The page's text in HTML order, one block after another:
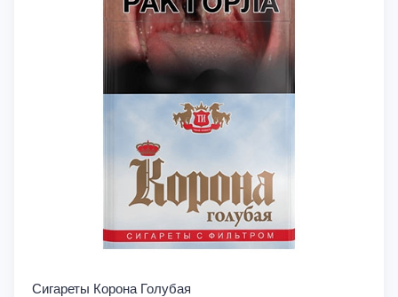
Сигареты Корона Голубая